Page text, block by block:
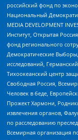
российский фонд по
Национальный
MEDIA DEVELOPMENT
Институт, Открытая
фонд регионального
Демократические
исследований,
Тихоокеанский центр
Свободная Россия,
Человек в беде,
Прожект Хармони,
извлечения органов,
по расследованию
Всемирная организация